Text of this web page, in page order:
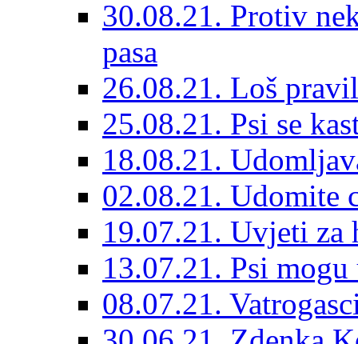
30.08.21. Protiv
pasa
26.08.21. Loš
25.08.21. Psi se
18.08.21.
02.08.21. Udomite
19.07.21. Uvjeti za
13.07.21. Psi
08.07.21.